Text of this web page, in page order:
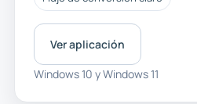
Ver aplicación
Windows 10 y Windows 11